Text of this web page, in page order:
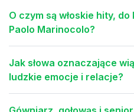
O czym są włoskie hity,
Paolo Marinocolo?
Jak słowa oznaczające
ludzkie emocje i relacje?